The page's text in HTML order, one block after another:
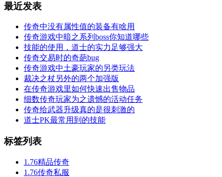
最近发表
传奇中没有属性值的装备有啥用
传奇游戏中暗之系列boss你知道哪些
技能的使用，道士的实力足够强大
传奇交易时的奇葩bug
传奇游戏中土豪玩家的另类玩法
裁决之杖另外的两个加强版
在传奇游戏里如何快速出售物品
细数传奇玩家为之遗憾的活动任务
传奇给武器升级真的是很刺激的
道士PK最常用到的技能
标签列表
1.76精品传奇
1.76传奇私服